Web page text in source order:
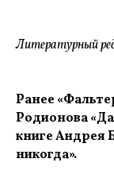
Литературный
Ранее
Родионова
книге Андрея
никогда».